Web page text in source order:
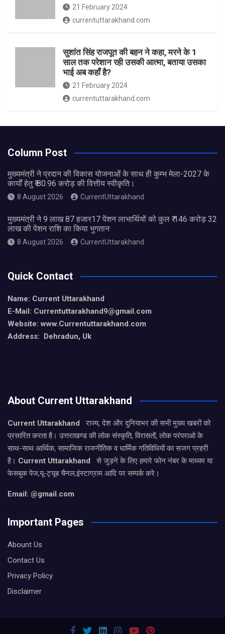
21 February 2024
currentuttarakhand.com
सुशांत सिंह राजपूत की बहन ने कहा, मरने के 1
साल तक परेशान रही उसकी आत्मा, बताया उसका
भाई अब कहाँ है?
21 February 2024
currentuttarakhand.com
Column Post
मुख्यमंत्री ने प्रदान की विकास योजनाओं के साथ ही कुम्भ मेला-2027 के
कार्यों हेतु ₹ 80.96 करोड़ की वित्तीय स्वीकृति।
8 August 2026 CurrentUttarakhand
मुख्यमंत्री ने 9 लाख 87 हजार17 पेंशन लाभार्थियों को कुल ₹ 146 करोड़ 32
लाख की पेंशन राशि का किया भुगतान
8 August 2026 CurrentUttarakhand
Quick Contact
Name: Current Uttarakhand
E-Mail: Currentuttarakhand9@gmail.com
Website: www.Currentuttarakhand.com
Address: Dehradun, Uk
About Current Uttarakhand
Current Uttarakhand
राज्य, देश और दुनियाभर की सभी मुख्य खबरों को
प्रसारित करता है। उत्तराखण्ड की लोक संस्कृति, विरासतों, लोक परंपराओ के
साथ-साथ आर्थिक, सामाजिक राजनीतिक व धार्मिक गतिविधियों का सजग प्रहरी
है। Current Uttarakhand
से जुड़ने के लिए हमारे फोन नंबर के माध्यम या
फेसबुक पेज,यू-ट्यूब चैनल,इंस्टाग्राम आदि पर सम्पर्क करे।
Email: @gmail.com
Important Pages
Abount Us
Contact Us
Privacy Policy
Disclaimer